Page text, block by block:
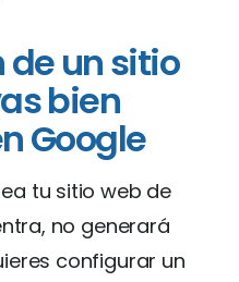
un sitio
bien
Google
tu sitio web de
no generará
configurar un